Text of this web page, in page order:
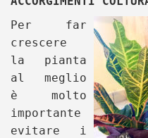
Per far
crescere
la pianta
al meglio
è molto
importante
evitare i